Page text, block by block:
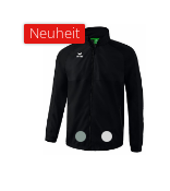
Neuheit